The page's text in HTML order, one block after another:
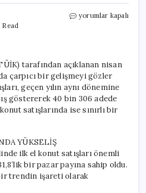
Konut
El
Satışları
Yüzde
9,6
yorumlar kapalı
tarafından açıklanan nisan
çarpıcı bir gelişmeyi gözler
geçen yılın aynı dönemine
göstererek 40 bin 306 adede
satışlarında ise sınırlı bir
YÜKSELİŞ
ilk el konut satışları önemli
bir pazar payına sahip oldu.
trendin işareti olarak